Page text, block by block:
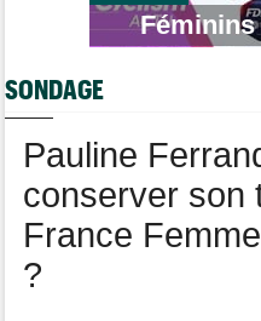
Route
Quels seront les prochains
Un Allemand de la Visma
Route
Blessé, le Belge Toon Aerts,
Féminins
SONDAGE
Pauline
conserver son
France
?